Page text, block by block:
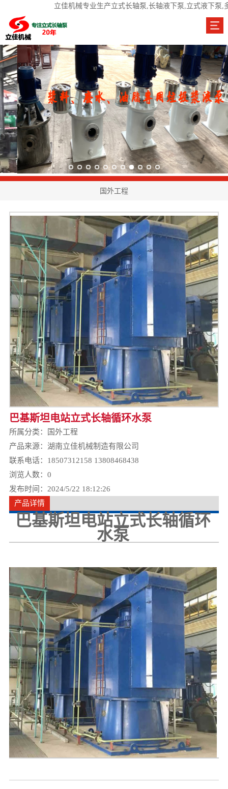
立佳机械专业生产立式长轴泵,长轴液下泵,立式液下
国外工程
巴基斯坦电站立式长轴循环水泵
所属分类：
国外工程
产品来源：湖南立佳机械制造有限公司
联系电话：18507312158 13808468438
浏览人数： 0
发布时间：2024/5/22 18:12:26
产品详情
巴基斯坦电站立式长轴循环
水泵